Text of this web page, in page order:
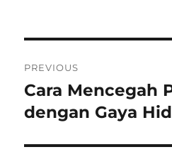
pos
PREVIOUS
Previous
post:
Cara Mencegah
dengan Gaya